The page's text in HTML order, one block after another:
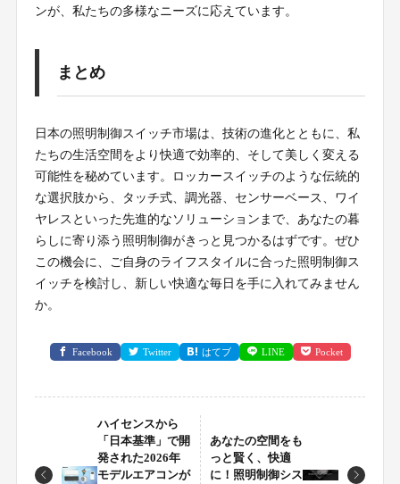
ンが、私たちの多様なニーズに応えています。
まとめ
日本の照明制御スイッチ市場は、技術の進化とともに、私
たちの生活空間をより快適で効率的、そして美しく変える
可能性を秘めています。ロッカースイッチのような伝統的
な選択肢から、タッチ式、調光器、センサーベース、ワイ
ヤレスといった先進的なソリューションまで、あなたの暮
らしに寄り添う照明制御がきっと見つかるはずです。ぜひ
この機会に、ご自身のライフスタイルに合った照明制御ス
イッチを検討し、新しい快適な毎日を手に入れてみません
か。
Facebook Twitter はてブ LINE Pocket
ハイセンスから
「日本基準」で開
発された2026年
モデルエアコンが
あなたの空間をも
っと賢く、快適
に！照明制御シス